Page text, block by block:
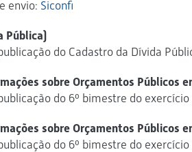
envio: Siconfi
Pública)
do Cadastro da Dívida
sobre Orçamentos Públicos
do 6º bimestre do
sobre Orçamentos Públicos
do 6º bimestre do